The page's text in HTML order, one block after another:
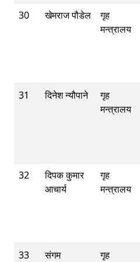
30
खेमराज पौडेल
गृह
मन्त्रालय
31
दिनेश न्यौपाने
गृह
मन्त्रालय
32
दिपक कुमार
आचार्य
गृह
मन्त्रालय
33
संगम
गृह